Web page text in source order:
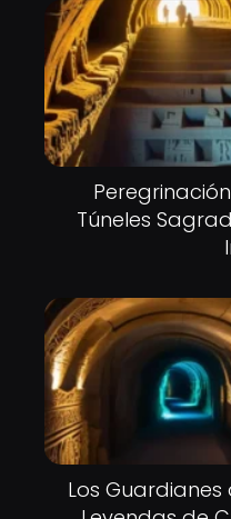
Túneles
Los Guardianes